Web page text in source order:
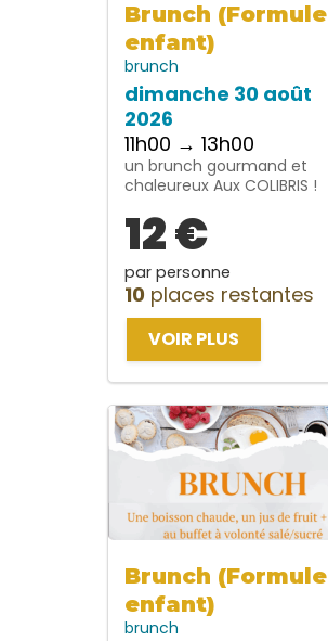
Brunch (Formule
enfant)
brunch
dimanche 30 août
2026
11h00 → 13h00
un brunch gourmand et
chaleureux Aux COLIBRIS !
12 €
par personne
10 places restantes
VOIR PLUS
Brunch (Formule
enfant)
brunch